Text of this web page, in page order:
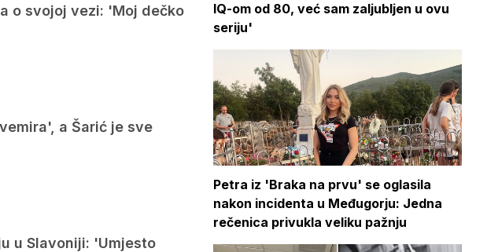
o svojoj vezi: 'Moj dečko
a Šarić je sve
u Slavoniji: 'Umjesto
IQ-om od 80, već sam zaljubljen u ovu
seriju'
Petra iz 'Braka na prvu' se oglasila
nakon incidenta u Međugorju: Jedna
rečenica privukla veliku pažnju